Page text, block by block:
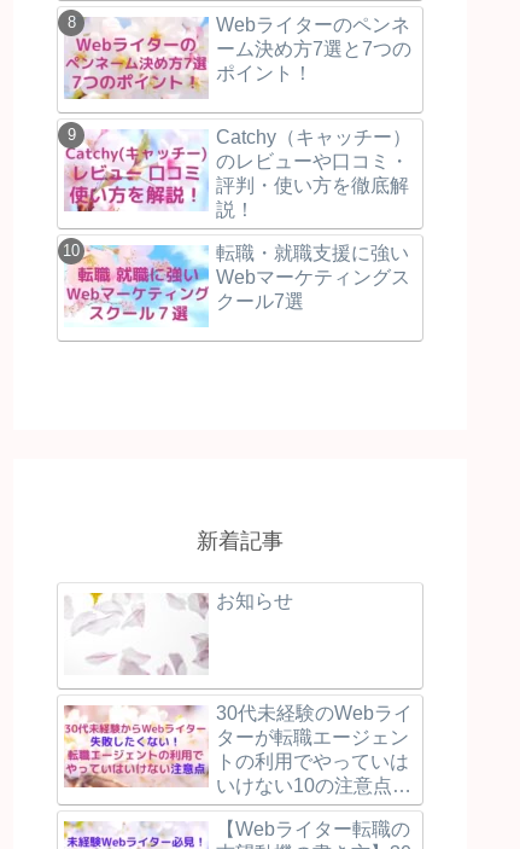
Webライターのペンネ
ーム決め方7選と7つの
ポイント！
Catchy（キャッチー）
のレビューや口コミ・
評判・使い方を徹底解
説！
転職・就職支援に強い
Webマーケティングス
クール7選
新着記事
お知らせ
30代未経験のWebライ
ターが転職エージェン
トの利用でやっていは
いけない10の注意点と
失敗しないために押え
るべき3つのポイント
【Webライター転職の